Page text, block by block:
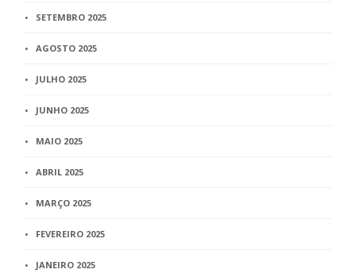
SETEMBRO 2025
AGOSTO 2025
JULHO 2025
JUNHO 2025
MAIO 2025
ABRIL 2025
MARÇO 2025
FEVEREIRO 2025
JANEIRO 2025